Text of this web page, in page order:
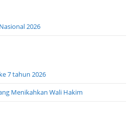
2026
7 tahun 2026
Menikahkan Wali Hakim